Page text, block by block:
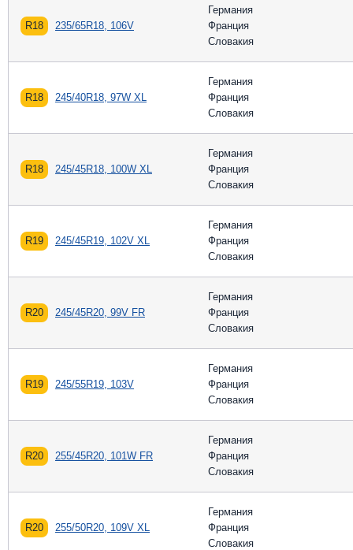
R18 235/65R18, 106V
Германия
Франция
Словакия
R18 245/40R18, 97W XL
Германия
Франция
Словакия
R18 245/45R18, 100W XL
Германия
Франция
Словакия
R19 245/45R19, 102V XL
Германия
Франция
Словакия
R20 245/45R20, 99V FR
Германия
Франция
Словакия
R19 245/55R19, 103V
Германия
Франция
Словакия
R20 255/45R20, 101W FR
Германия
Франция
Словакия
R20 255/50R20, 109V XL
Германия
Франция
Словакия